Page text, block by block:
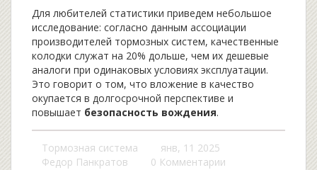
Для любителей статистики приведем небольшое
исследование: согласно данным ассоциации
производителей тормозных систем, качественные
колодки служат на 20% дольше, чем их дешевые
аналоги при одинаковых условиях эксплуатации.
Это говорит о том, что вложение в качество
окупается в долгосрочной перспективе и
повышает безопасность вождения.
Тормозная система
янв, 11 2025
Федор Панкратов
0 Комментарии